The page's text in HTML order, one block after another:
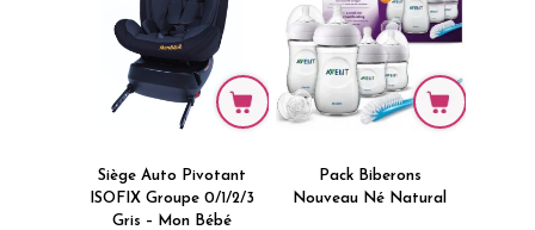
Siège Auto Pivotant
ISOFIX Groupe 0/1/2/3
Gris – Mon Bébé
Pack Biberons
Nouveau Né Natural